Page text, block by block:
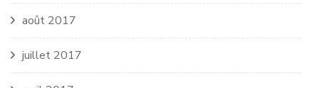
août 2017
juillet 2017